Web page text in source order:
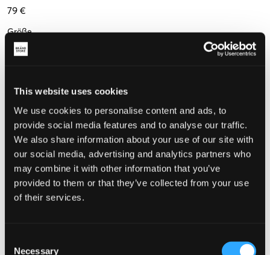
This website uses cookies
We use cookies to personalise content and ads, to
provide social media features and to analyse our traffic.
We also share information about your use of our site with
our social media, advertising and analytics partners who
may combine it with other information that you’ve
provided to them or that they’ve collected from your use
of their services.
Necessary
79 €
Größe
Wahrgenommene Größe
Klein Perfekt Groß
WÄHLEN SIE EINE GRÖSSE
Widerrufsrecht